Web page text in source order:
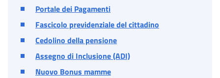
Portale dei Pagamenti
Fascicolo previdenziale del cittadino
Cedolino della pensione
Assegno di Inclusione (ADI)
Nuovo Bonus mamme